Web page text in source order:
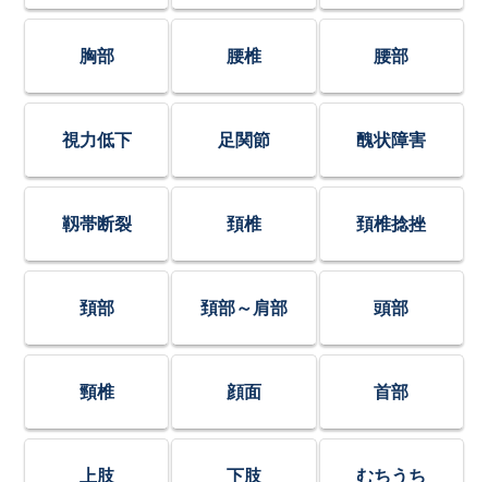
胸部 腰椎 腰部
視力低下 足関節 醜状障害
靱帯断裂 頚椎 頚椎捻挫
頚部 頚部～肩部 頭部
頸椎 顔面 首部
上肢 下肢 むちうち